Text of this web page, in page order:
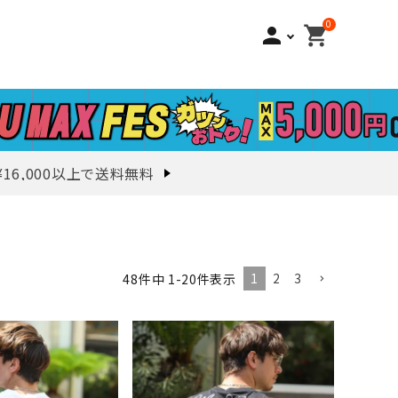
person 0
shopping_cart
以上で送料無料
48件中 1-20件表示 1 2 3